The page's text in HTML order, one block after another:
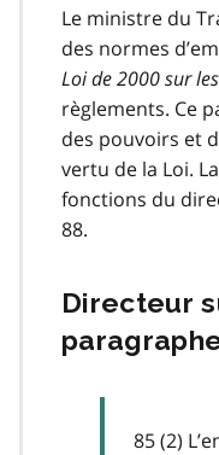
Le ministre du
des normes
Loi de 2000 sur
règlements. Ce
des pouvoirs et
vertu de la Loi.
fonctions du
88.
Directeur
85 (2)